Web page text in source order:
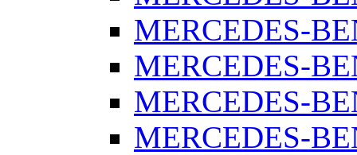
MERCEDES-
MERCEDES-
MERCEDES-
MERCEDES-